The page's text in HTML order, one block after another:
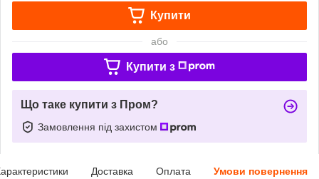
Купити
або
Купити з
Що таке купити з Пром?
Замовлення під захистом
Доставка Оплата Умови повернення